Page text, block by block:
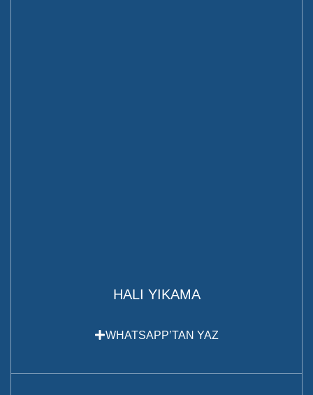
HALI YIKAMA
WHATSAPP’TAN YAZ